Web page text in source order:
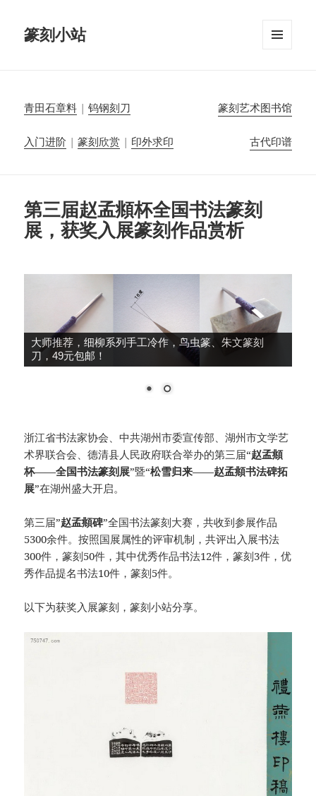
篆刻小站
青田石章料 |钨钢刻刀 篆刻艺术图书馆
入门进阶 |篆刻欣赏 | 印外求印 古代印谱
第三届赵孟頫杯全国书法篆刻
展，获奖入展篆刻作品赏析
大师推荐，细柳系列手工冷作，鸟虫篆、朱文篆刻
刀，49元包邮！
浙江省书法家协会、中共湖州市委宣传部、湖州市文学艺
术界联合会、德清县人民政府联合举办的第三届“赵孟頫
杯——全国书法篆刻展”暨“松雪归来——赵孟頫书法碑拓
展”在湖州盛大开启。
第三届”赵孟頫碑”全国书法篆刻大赛，共收到参展作品
5300余件。按照国展属性的评审机制，共评出入展书法
300件，篆刻50件，其中优秀作品书法12件，篆刻3件，优
秀作品提名书法10件，篆刻5件。
以下为获奖入展篆刻，篆刻小站分享。